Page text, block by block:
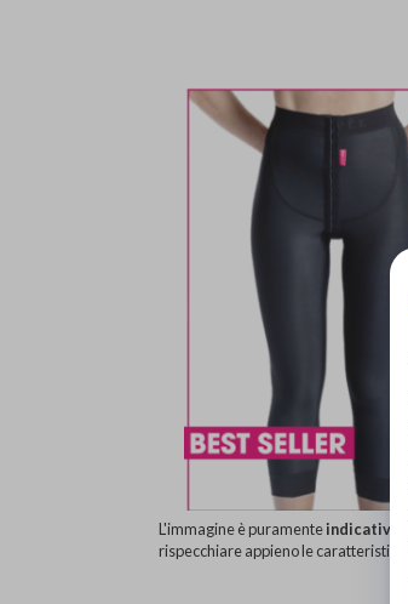
L'immagine è puramenteindicativa
rispecchiare appieno le